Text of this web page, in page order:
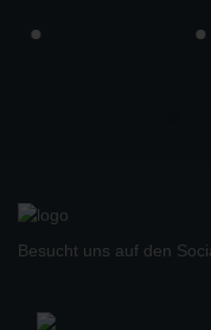
Besucht uns auf den